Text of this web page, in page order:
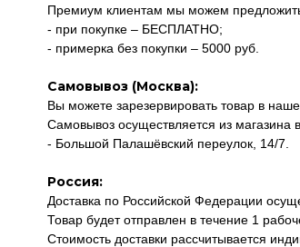
Премиум клиентам мы можем
- при покупке – БЕСПЛАТНО;
- примерка без покупки – 5000 руб.
Самовывоз (Москва):
Вы можете зарезервировать товар в
Самовывоз осуществляется из магазина
- Большой Палашёвский переулок, 14/7.
Россия:
Доставка по Российской Федерации
Товар будет отправлен в течение 1
Стоимость доставки рассчитывается